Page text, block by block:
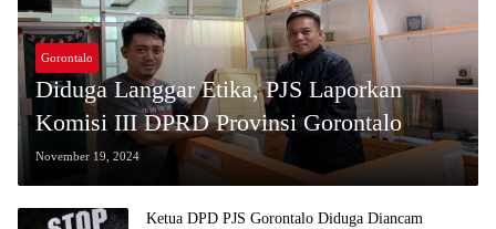
Gorontalo
Diduga Langgar Etika, PJS Laporkan
Komisi III DPRD Provinsi Gorontalo
November 19, 2024
Ketua DPD PJS Gorontalo Diduga Diancam